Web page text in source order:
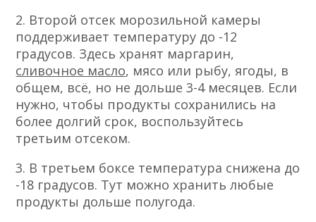
2. Второй отсек морозильной камеры
поддерживает температуру до -12
градусов. Здесь хранят маргарин,
сливочное масло, мясо или рыбу, ягоды, в
общем, всё, но не дольше 3-4 месяцев. Если
нужно, чтобы продукты сохранились на
более долгий срок, воспользуйтесь
третьим отсеком.
3. В третьем боксе температура снижена до
-18 градусов. Тут можно хранить любые
продукты дольше полугода.